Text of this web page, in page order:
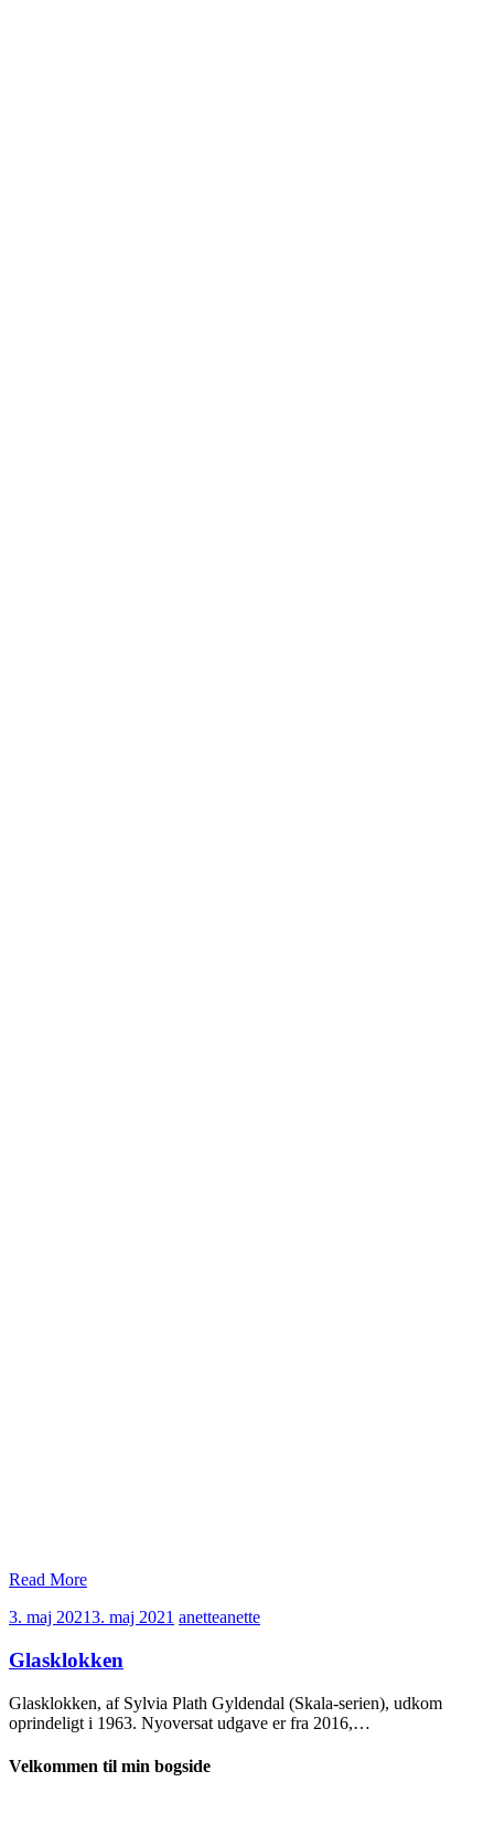
Read More
3. maj 20213. maj 2021 anetteanette
Glasklokken
Glasklokken, af Sylvia Plath Gyldendal (Skala-serien), udkom
oprindeligt i 1963. Nyoversat udgave er fra 2016,…
Velkommen til min bogside